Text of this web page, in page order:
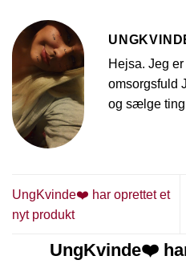
Hejsa. Jeg
omsorgsfuld
og sælge
UngKvinde❤️ har oprettet et
nyt produkt
UngKvinde❤️